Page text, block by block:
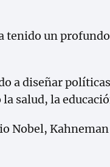
tenido un
a diseñar
salud, la
Nobel,